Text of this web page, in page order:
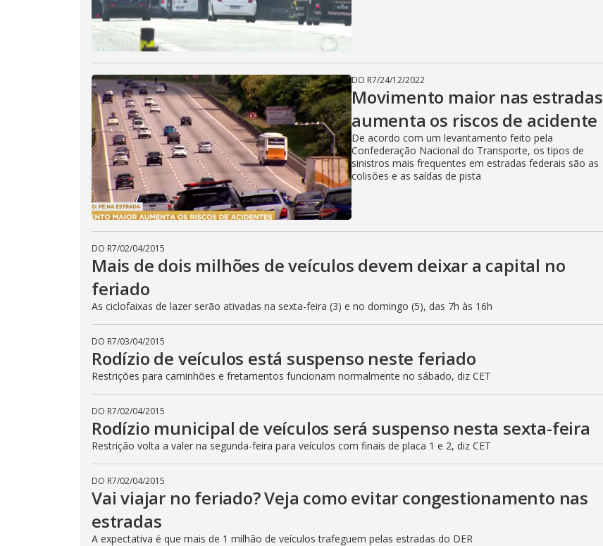
DO R7/24/12/2022
Movimento maior nas estradas
aumenta os riscos de acidente
De acordo com um levantamento feito pela
Confederação Nacional do Transporte, os tipos de
sinistros mais frequentes em estradas federais são as
colisões e as saídas de pista
DO R7/02/04/2015
Mais de dois milhões de veículos devem deixar a capital no
feriado
As ciclofaixas de lazer serão ativadas na sexta-feira (3) e no domingo (5), das 7h às 16h
DO R7/03/04/2015
Rodízio de veículos está suspenso neste feriado
Restrições para caminhões e fretamentos funcionam normalmente no sábado, diz CET
DO R7/02/04/2015
Rodízio municipal de veículos será suspenso nesta sexta-feira
Restrição volta a valer na segunda-feira para veículos com finais de placa 1 e 2, diz CET
DO R7/02/04/2015
Vai viajar no feriado? Veja como evitar congestionamento nas
estradas
A expectativa é que mais de 1 milhão de veículos trafeguem pelas estradas do DER